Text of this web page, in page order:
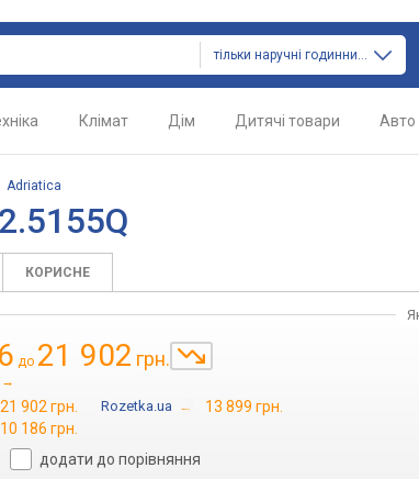
тільки наручні годинники
Клімат Дім Дитячі товари Авто
Adriatica
КОРИСНЕ
до 21 902 грн.
→
21 902 грн. Rozetka.ua → 13 899 грн.
10 186 грн.
додати до порівняння